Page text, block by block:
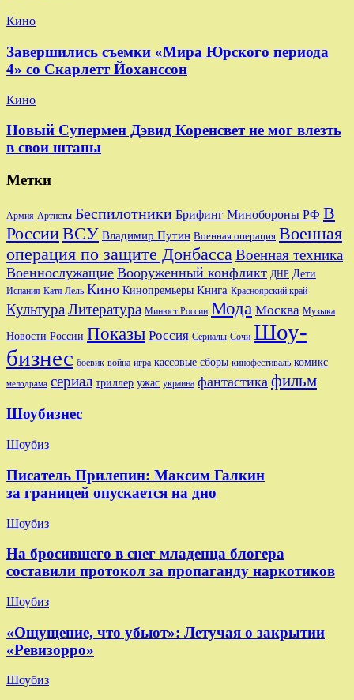
Кино
Завершились съемки «Мира Юрского периода
4» со Скарлетт Йоханссон
Кино
Новый Супермен Дэвид Коренсвет не мог влезть
в свои штаны
Метки
Армия Артисты Беспилотники Брифинг Минобороны РФ В
РоссииВСУ Владимир Путин Военная операция Военная
операция по защите Донбасса Военная техника
Военнослужащие Вооруженный конфликт ДНР Дети
Испания Катя Лель Кино Кинопремьеры Книга Красноярский край
Культура Литература Минюст России Мода Москва Музыка
Новости России Показы Россия Сериалы Сочи Шоу-
бизнес боевик война игра кассовые сборы кинофестиваль комикс
мелодрама сериал триллер ужас украина фантастика фильм
Шоубизнес
Шоубиз
Писатель Прилепин: Максим Галкин
за границей опускается на дно
Шоубиз
На бросившего в снег младенца блогера
составили протокол за пропаганду наркотиков
Шоубиз
«Ощущение, что убьют»: Летучая о закрытии
«Ревизорро»
Шоубиз